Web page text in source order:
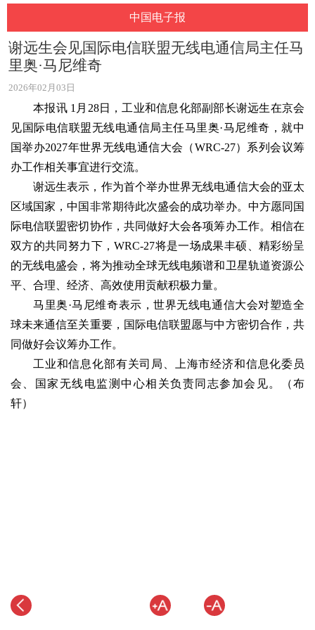
中国电子报
谢远生会见国际电信联盟无线电通信局主任马
里奥·马尼维奇
2026年02月03日
本报讯 1月28日，工业和信息化部副部长谢远生在京会
见国际电信联盟无线电通信局主任马里奥·马尼维奇，就中
国举办2027年世界无线电通信大会（WRC-27）系列会议筹
办工作相关事宜进行交流。
谢远生表示，作为首个举办世界无线电通信大会的亚太
区域国家，中国非常期待此次盛会的成功举办。中方愿同国
际电信联盟密切协作，共同做好大会各项筹办工作。相信在
双方的共同努力下，WRC-27将是一场成果丰硕、精彩纷呈
的无线电盛会，将为推动全球无线电频谱和卫星轨道资源公
平、合理、经济、高效使用贡献积极力量。
马里奥·马尼维奇表示，世界无线电通信大会对塑造全
球未来通信至关重要，国际电信联盟愿与中方密切合作，共
同做好会议筹办工作。
工业和信息化部有关司局、上海市经济和信息化委员
会、国家无线电监测中心相关负责同志参加会见。（布
轩）